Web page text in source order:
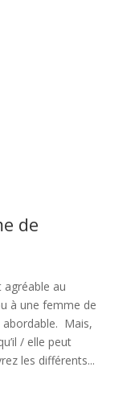
de
au
à une femme de
Mais,
/ elle peut
les différents...